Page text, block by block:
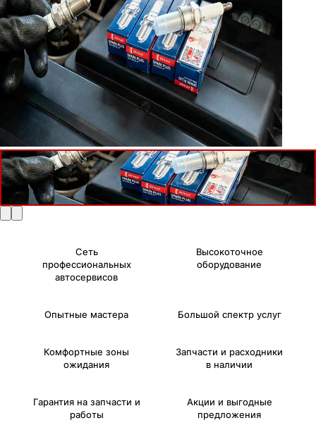
Сеть
профессиональных
автосервисов
Высокоточное
оборудование
Опытные мастера Большой спектр услуг
Комфортные зоны
ожидания
Запчасти и расходники
в наличии
Гарантия на запчасти и
работы
Акции и выгодные
предложения